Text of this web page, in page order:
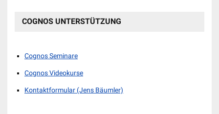
COGNOS UNTERSTÜTZUNG
Cognos Seminare
Cognos Videokurse
Kontaktformular (Jens Bäumler)